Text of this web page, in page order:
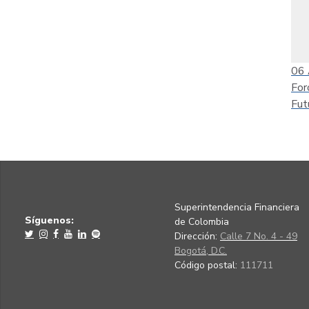
06
Síguenos:
Superintendencia Financiera
de Colombia
Dirección: Calle 7 No. 4 - 49
Bogotá, D.C.
Código postal: 111711